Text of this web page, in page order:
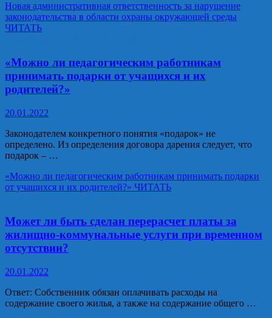
Новая административная ответственность за нарушение
законодательства в области охраны окружающей среды
ЧИТАТЬ
«Можно ли педагогическим работникам
принимать подарки от учащихся и их
родителей?»
20.01.2022
Законодателем конкретного понятия «подарок» не
определено. Из определения договора дарения следует, что
подарок – …
«Можно ли педагогическим работникам принимать подарки
от учащихся и их родителей?» ЧИТАТЬ
Может ли быть сделан перерасчет платы за
жилищно-коммунальные услуги при временном
отсутствии?
20.01.2022
Ответ: Собственник обязан оплачивать расходы на
содержание своего жилья, а также на содержание общего …